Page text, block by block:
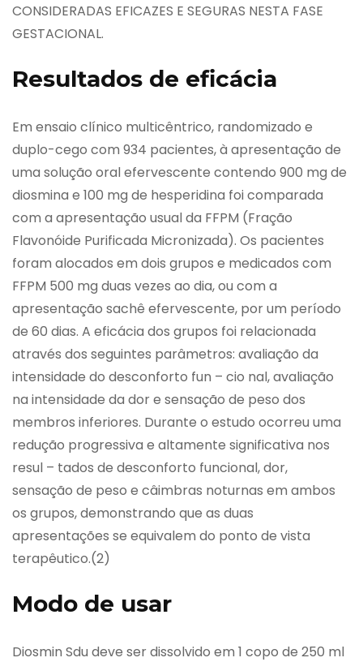
CONSIDERADAS EFICAZES E SEGURAS NESTA FASE
GESTACIONAL.
Resultados de eficácia
Em ensaio clínico multicêntrico, randomizado e
duplo-cego com 934 pacientes, à apresentação de
uma solução oral efervescente contendo 900 mg de
diosmina e 100 mg de hesperidina foi comparada
com a apresentação usual da FFPM (Fração
Flavonóide Purificada Micronizada). Os pacientes
foram alocados em dois grupos e medicados com
FFPM 500 mg duas vezes ao dia, ou com a
apresentação sachê efervescente, por um período
de 60 dias. A eficácia dos grupos foi relacionada
através dos seguintes parâmetros: avaliação da
intensidade do desconforto fun – cio nal, avaliação
na intensidade da dor e sensação de peso dos
membros inferiores. Durante o estudo ocorreu uma
redução progressiva e altamente significativa nos
resul – tados de desconforto funcional, dor,
sensação de peso e câimbras noturnas em ambos
os grupos, demonstrando que as duas
apresentações se equivalem do ponto de vista
terapêutico.(2)
Modo de usar
Diosmin Sdu deve ser dissolvido em 1 copo de 250 ml